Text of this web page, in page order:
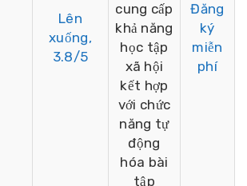
Lên
xuống,
3.8/5
cung cấp
khả năng
học tập
xã hội
kết hợp
với chức
năng tự
động
hóa bài
tập
Đăng
ký
miễn
phí